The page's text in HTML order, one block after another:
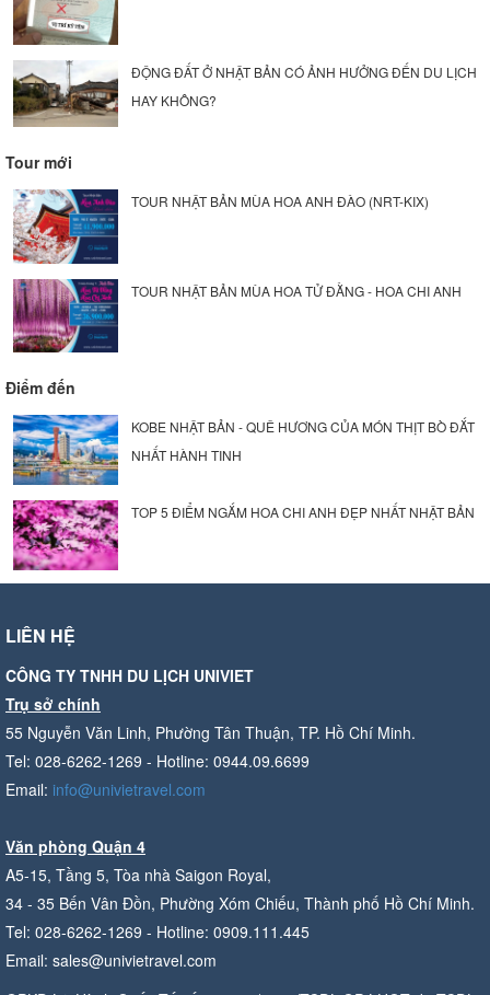
ĐỘNG ĐẤT Ở NHẬT BẢN CÓ ẢNH HƯỞNG ĐẾN DU LỊCH
HAY KHÔNG?
Tour mới
TOUR NHẬT BẢN MÙA HOA ANH ĐÀO (NRT-KIX)
TOUR NHẬT BẢN MÙA HOA TỬ ĐẰNG - HOA CHI ANH
Điểm đến
KOBE NHẬT BẢN - QUÊ HƯƠNG CỦA MÓN THỊT BÒ ĐẮT
NHẤT HÀNH TINH
TOP 5 ĐIỂM NGẮM HOA CHI ANH ĐẸP NHẤT NHẬT BẢN
LIÊN HỆ
CÔNG TY TNHH DU LỊCH UNIVIET
Trụ sở chính
55 Nguyễn Văn Linh, Phường Tân Thuận, TP. Hồ Chí Minh.
Tel: 028-6262-1269 - Hotline: 0944.09.6699
Email: info@univietravel.com
Văn phòng Quận 4
A5-15, Tầng 5, Tòa nhà Saigon Royal,
34 - 35 Bến Vân Đồn, Phường Xóm Chiếu, Thành phố Hồ Chí Minh.
Tel: 028-6262-1269 - Hotline: 0909.111.445
Email: sales@univietravel.com